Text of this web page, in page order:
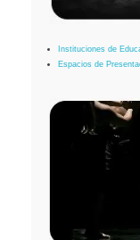
Instituciones de
Espacios de